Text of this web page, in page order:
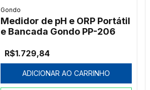
Gondo
Medidor de pH e ORP Portátil
e Bancada Gondo PP-206
R$1.729,84
ADICIONAR AO CARRINHO